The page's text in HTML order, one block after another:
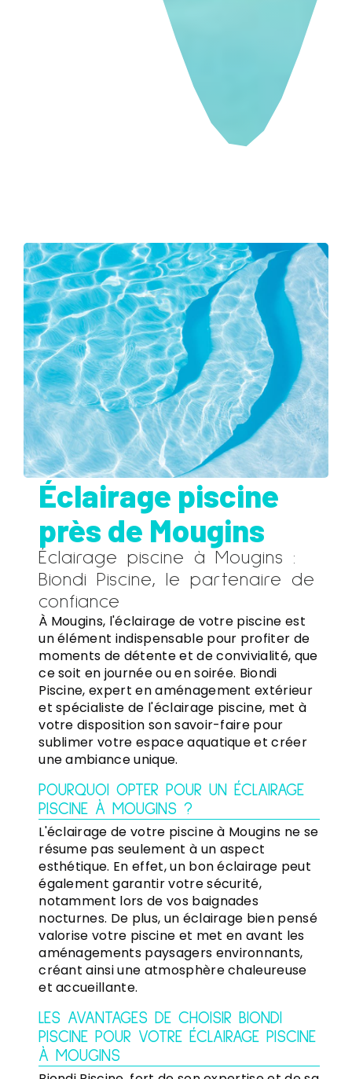
Éclairage piscine
près de Mougins
Éclairage piscine à Mougins :
Biondi Piscine, le partenaire de
confiance
À Mougins, l'éclairage de votre piscine est
un élément indispensable pour profiter de
moments de détente et de convivialité, que
ce soit en journée ou en soirée. Biondi
Piscine, expert en aménagement extérieur
et spécialiste de l'éclairage piscine, met à
votre disposition son savoir-faire pour
sublimer votre espace aquatique et créer
une ambiance unique.
POURQUOI OPTER POUR UN ÉCLAIRAGE
PISCINE À MOUGINS ?
L'éclairage de votre piscine à Mougins ne se
résume pas seulement à un aspect
esthétique. En effet, un bon éclairage peut
également garantir votre sécurité,
notamment lors de vos baignades
nocturnes. De plus, un éclairage bien pensé
valorise votre piscine et met en avant les
aménagements paysagers environnants,
créant ainsi une atmosphère chaleureuse
et accueillante.
LES AVANTAGES DE CHOISIR BIONDI
PISCINE POUR VOTRE ÉCLAIRAGE PISCINE
À MOUGINS